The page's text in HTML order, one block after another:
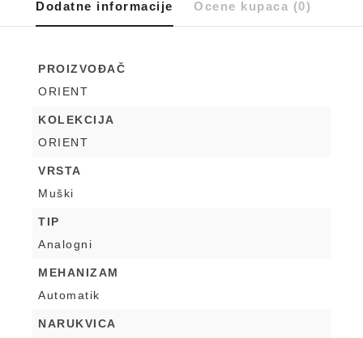
Dodatne informacije Ocene kupaca (0)
PROIZVOĐAČ
ORIENT
KOLEKCIJA
ORIENT
VRSTA
Muški
TIP
Analogni
MEHANIZAM
Automatik
NARUKVICA